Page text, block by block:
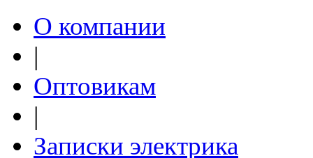
О компании
|
Оптовикам
|
Записки электрика